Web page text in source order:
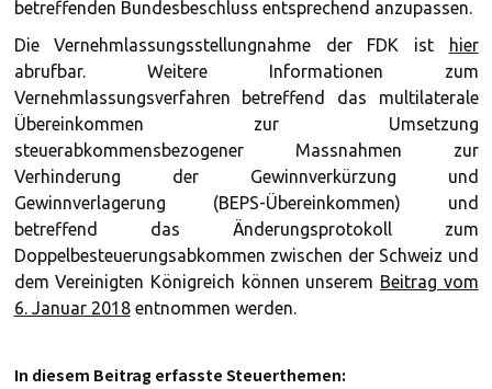
betreffenden Bundesbeschluss entsprechend anzupassen.
Die Vernehmlassungsstellungnahme der FDK ist
hier
abrufbar. Weitere Informationen zum
Vernehmlassungsverfahren betreffend das multilaterale
Übereinkommen zur Umsetzung
steuerabkommensbezogener Massnahmen zur
Verhinderung der Gewinnverkürzung und
Gewinnverlagerung (BEPS-Übereinkommen) und
betreffend das Änderungsprotokoll zum
Doppelbesteuerungsabkommen zwischen der Schweiz und
dem Vereinigten Königreich können unserem Beitrag vom
6. Januar 2018entnommen werden.
In diesem Beitrag erfasste Steuerthemen: